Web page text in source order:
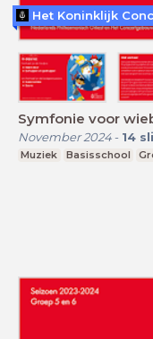
Symfonie voor
November 2024- 14
Muziek Basisschool
Het Koninklijk